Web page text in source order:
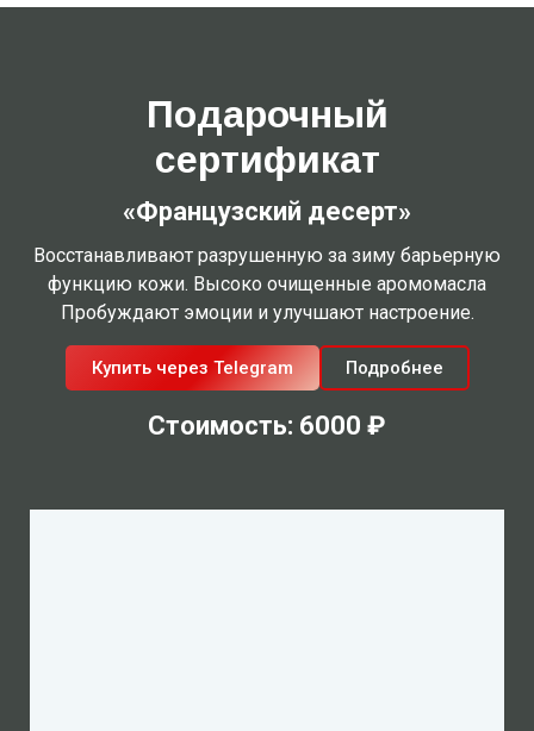
Подарочный
сертификат
«Французский десерт»
Восстанавливают разрушенную за зиму барьерную
функцию кожи. Высоко очищенные аромомасла
Пробуждают эмоции и улучшают настроение.
Купить через Telegram Подробнее
Стоимость: 6000 ₽